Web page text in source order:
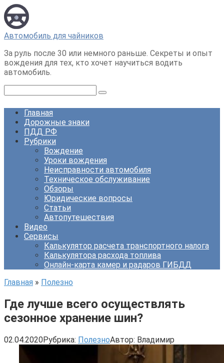
Перейти
к
контенту
Автомобиль для чайников
За руль после 30 или немного раньше. Секреты и опыт
вождения для тех, кто хочет научиться водить
автомобиль.
Главная
Дорожные знаки
ПДД РФ
Рубрики
Вождение
Уроки вождения
Неисправности автомобиля
Техническое обслуживание
Обзоры
Юридические вопросы
Статьи
Автопутешествия
Видео
Сервисы
Калькулятор расчета транспортного налога
Калькулятора расхода топлива
Онлайн-карта камер и радаров ГИБДД
Главная » Полезно
Где лучше всего осуществлять
сезонное хранение шин?
02.04.2020Рубрика: ПолезноАвтор: Владимир